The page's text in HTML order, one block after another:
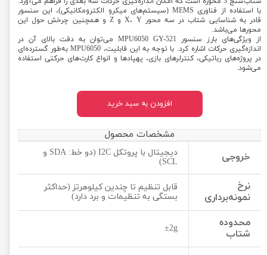
با استفاده از فناوری MEMS (سیستم‌های میکرو الکترومکانیکی)، این سنسور
قادر به شناسایی شتاب در سه محور X، Y و Z و همچنین چرخش حول این
محورها می‌باشد.
از ویژگی‌های بارز سنسور MPU6050 GY-521 می‌توان به دقت بالای آن در
اندازه‌گیری حرکات اشاره کرد. با توجه به این قابلیت، MPU6050 به‌طور گسترده‌ای
در پروژه‌های رباتیکی، کنترلرهای بازی، پهپادها و انواع کارت‌های حرکتی استفاده
می‌شود.
افزودن به سبد خرید
مشخصات محصول
خروجی
دیجیتال با پروتکل I2C (دو خط: SDA و
SCL)
نرخ
نمونه‌برداری
قابل تنظیم تا چندین کیلوهرتز (حداکثر
بستگی به تنظیمات و برد دارد)
محدوده
شتاب
±2g